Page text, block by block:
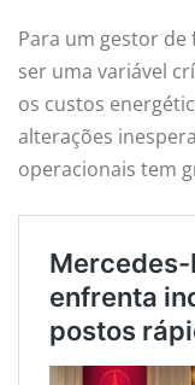
Para um gestor
ser uma variável
os custos
alterações
operacionais tem